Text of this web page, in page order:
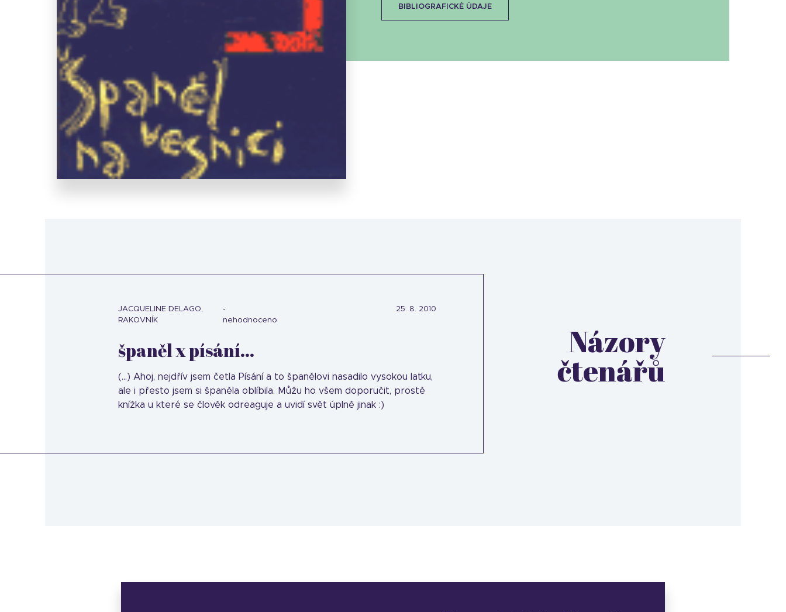
BIBLIOGRAFICKÉ ÚDAJE
Názory
čtenářů
JACQUELINE DELAGO,
RAKOVNÍK
nehodnoceno
25. 8. 2010
španěl x písání...
(...) Ahoj, nejdřív jsem četla Písání a to španělovi nasadilo vysokou laťku,
ale i přesto jsem si španěla oblíbila. Můžu ho všem doporučit, prostě
knížka u které se člověk odreaguje a uvidí svět úplně jinak :)